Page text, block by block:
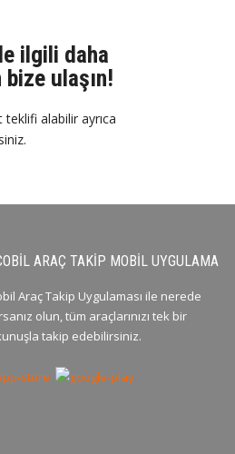
ilgili daha
ulaşın!
alabilir ayrıca
ARAÇ TAKIP MOBIL UYGULAMA
Araç Takip Uygulaması ile nerede
olun, tüm araçlarınızı tek bir
takip edebilirsiniz.